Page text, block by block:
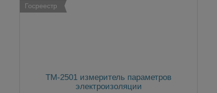
Госреестр
TM-2501 измеритель параметров
электроизоляции